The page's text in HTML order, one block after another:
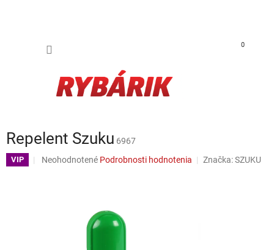
0
Repelent Szuku 6967
VIP Priemerné hodnotenie produktu je 0,0 z 5 hviezdičiek.
Neohodnotené Podrobnosti hodnotenia Značka:SZUKU